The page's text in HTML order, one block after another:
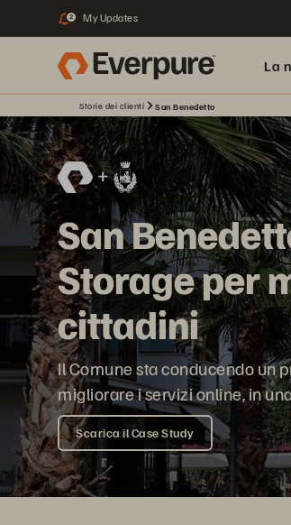
2 My Updates
La
Storie dei clienti San Benedetto
San
Storage per
cittadini
Il Comune sta conducendo un
migliorare i servizi online, in
Scarica il Case Study